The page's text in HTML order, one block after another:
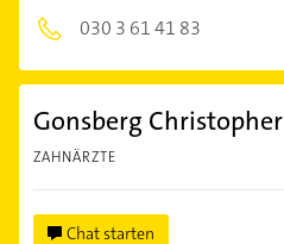
030 3 61 41 83
Gonsberg
ZAHNÄRZTE
Chat starten